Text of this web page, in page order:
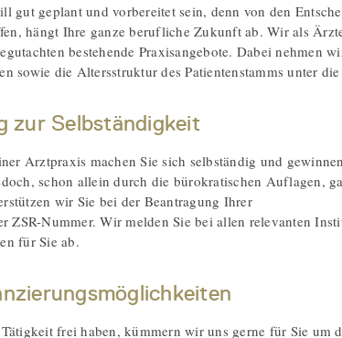
gut geplant und vorbereitet sein, denn von den
hängt Ihre ganze berufliche Zukunft ab. Wir als
bestehende Praxisangebote. Dabei nehmen
sowie die Altersstruktur des Patientenstamms unter
zur Selbständigkeit
Arztpraxis machen Sie sich selbständig und
schon allein durch die bürokratischen Auflagen,
wir Sie bei der Beantragung Ihrer
ZSR-Nummer. Wir melden Sie bei allen relevanten
für Sie ab.
frei haben, kümmern wir uns gerne für Sie um